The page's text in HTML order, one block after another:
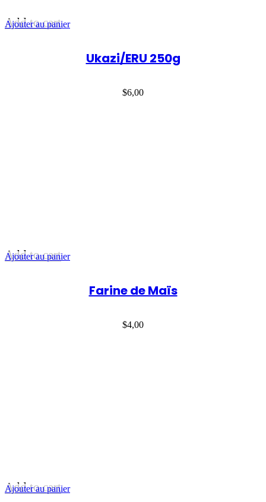
Add to cart
Ajouter au panier
Ukazi/ERU 250g
$6,00
Add to cart
Ajouter au panier
Farine de Maïs
$4,00
Add to cart
Ajouter au panier